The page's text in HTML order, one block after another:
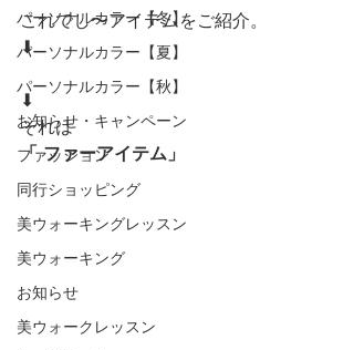
パーソナルカラー【冬】
パーソナルカラー【夏】
パーソナルカラー【秋】
お知らせ・キャンペーン
ファッション
同行ショッピング
美ウォーキングレッスン
美ウォーキング
お知らせ
美ウォークレッスン
これでし〜アイテムをご紹介。
⬇︎
⬇︎
それは
「 ファーアイテム」